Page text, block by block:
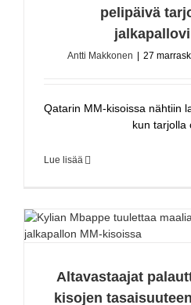
pelipäivä
Antti Makkonen 27
Qatarin MM-kisoissa nähtiin
kun tarjolla
Lue lisää
Altavastaajat
kisojen